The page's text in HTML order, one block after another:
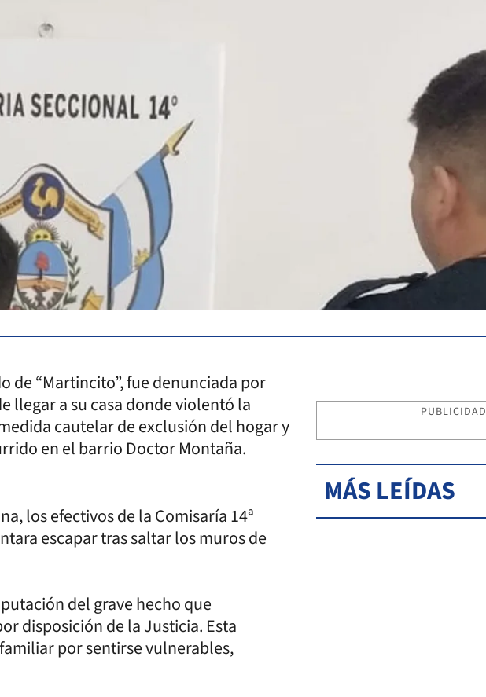
de “Martincito”, fue denunciada por
llegar a su casa donde violentó la
cautelar de exclusión del hogar y
en el barrio Doctor Montaña.
los efectivos de la Comisaría 14ª
escapar tras saltar los muros de
del grave hecho que
disposición de la Justicia. Esta
por sentirse vulnerables,
PUBLICIDAD
MÁS LEÍDAS